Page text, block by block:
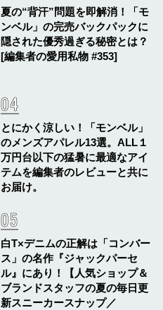
夏の“背汗”問題を即解消！「モ
ンベル」の完売バックパックに
隠された優秀過ぎる秘密とは？
[編集者の愛用私物 #353]
とにかく涼しい！「モンベル」
のメンズアパレル13選。ALL１
万円台以下の猛暑に最適なアイ
テムを編集者のレビューと共に
お届け。
白T×デニムの正解は「コンバー
ス」の名作『ジャックパーセ
ル』にあり！【人気ショップ＆
ブランドスタッフの夏の毎日更
新スニーカースナップ／